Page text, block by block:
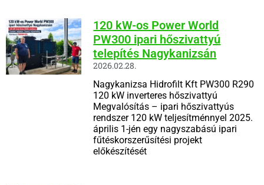
120 kW-os Power World
PW300 ipari hőszivattyú
telepítés Nagykanizsán
2026.02.28.
Nagykanizsa Hidrofilt Kft PW300 R290
120 kW inverteres hőszivattyú
Megvalósítás – ipari hőszivattyús
rendszer 120 kW teljesítménnyel 2025.
április 1-jén egy nagyszabású ipari
fűtéskorszerűsítési projekt
előkészítését